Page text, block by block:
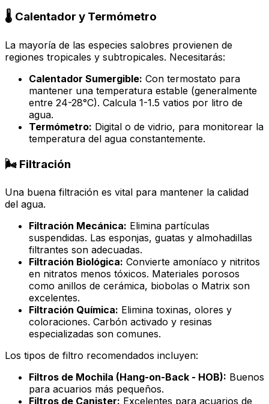
🌡️ Calentador y Termómetro
La mayoría de las especies salobres provienen de
regiones tropicales y subtropicales. Necesitarás:
Calentador Sumergible: Con termostato para
mantener una temperatura estable (generalmente
entre 24-28°C). Calcula 1-1.5 vatios por litro de
agua.
Termómetro: Digital o de vidrio, para monitorear la
temperatura del agua constantemente.
🌬️ Filtración
Una buena filtración es vital para mantener la calidad
del agua.
Filtración Mecánica: Elimina partículas
suspendidas. Las esponjas, guatas y almohadillas
filtrantes son adecuadas.
Filtración Biológica: Convierte amoníaco y nitritos
en nitratos menos tóxicos. Materiales porosos
como anillos de cerámica, biobolas o Matrix son
excelentes.
Filtración Química: Elimina toxinas, olores y
coloraciones. Carbón activado y resinas
especializadas son comunes.
Los tipos de filtro recomendados incluyen:
Filtros de Mochila (Hang-on-Back - HOB): Buenos
para acuarios más pequeños.
Filtros de Canister: Excelentes para acuarios de